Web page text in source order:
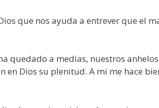
que nos ayuda a entrever que el
quedado a medias, nuestros
en Dios su plenitud. A mi me hace